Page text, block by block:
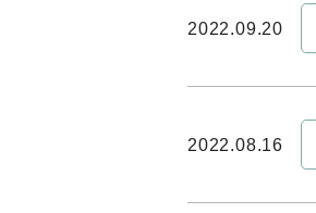
2022.09.20
2022.08.16